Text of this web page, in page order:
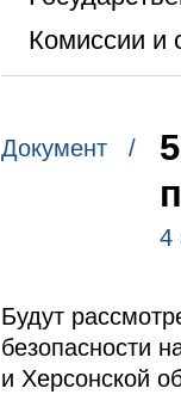
Комиссии и
Документ /
4
Будут
безопасности
и Херсонской